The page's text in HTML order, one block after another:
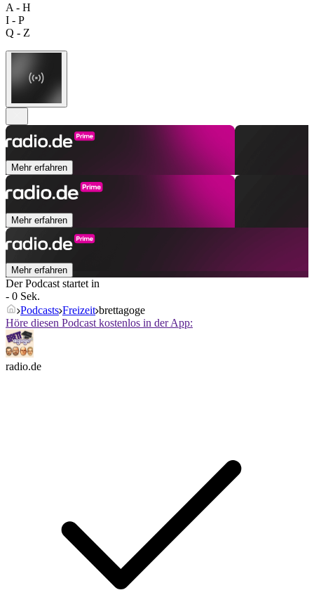
A - H
I - P
Q - Z
Mehr erfahren
Mehr erfahren
Mehr erfahren
Der Podcast startet in
- 0 Sek.
Podcasts Freizeit brettagoge
Höre diesen Podcast kostenlos in der App:
radio.de